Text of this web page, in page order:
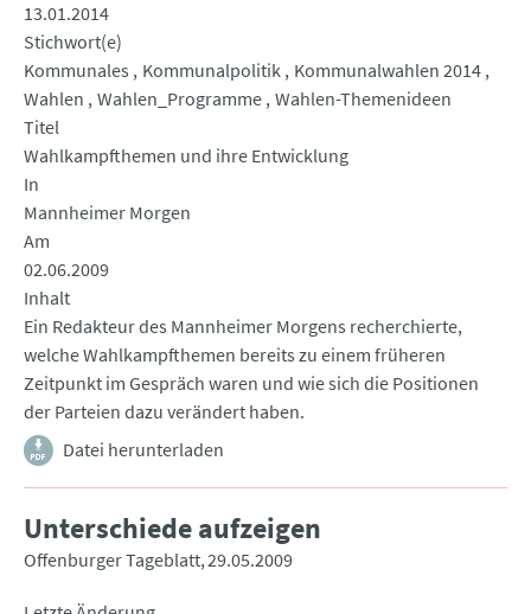
13.01.2014
Stichwort(e)
Kommunales
Kommunalpolitik Kommunalwahlen 2014
Wahlen Wahlen_Programme Wahlen-Themenideen
Titel
Wahlkampfthemen und ihre Entwicklung
In
Mannheimer Morgen
Am
02.06.2009
Inhalt
Ein Redakteur des Mannheimer Morgens recherchierte,
welche Wahlkampfthemen bereits zu einem früheren
Zeitpunkt im Gespräch waren und wie sich die Positionen
der Parteien dazu verändert haben.
Datei herunterladen
Unterschiede aufzeigen
Offenburger Tageblatt 29.05.2009